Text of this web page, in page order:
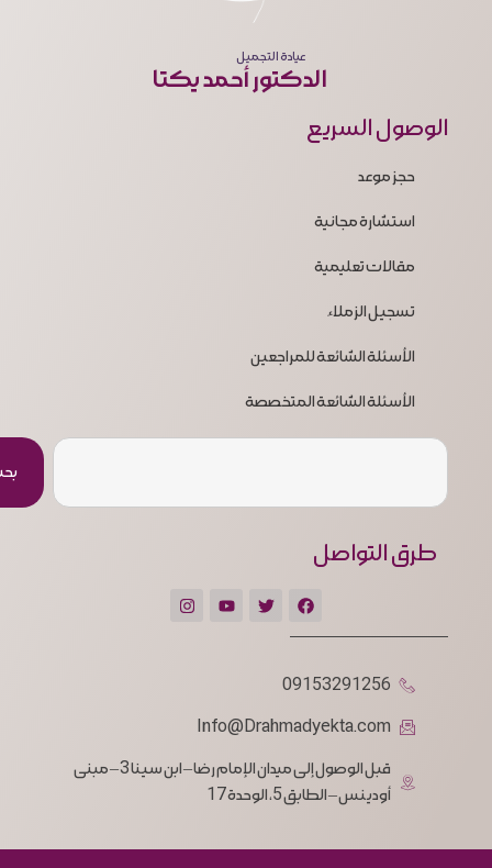
عيادة التجميل
الدكتور أحمد يكتا
الوصول السريع
حجز موعد
استشارة مجانية
مقالات تعليمية
تسجيل الزملاء
الأسئلة الشائعة للمراجعين
الأسئلة الشائعة المتخصصة
طرق التواصل
09153291256
Info@Drahmadyekta.com
قبل الوصول إلى ميدان الإمام رضا – ابن سينا 3 – مبنى
أودينس – الطابق 5، الوحدة 17